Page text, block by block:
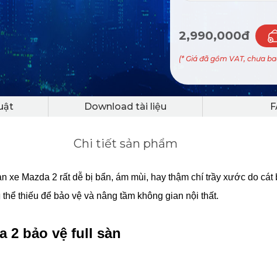
2,990,000đ
(* Giá đã gồm VAT, chưa
Download tài liệu
Chi tiết sản phẩm
xe Mazda 2 rất dễ bị bẩn, ám mùi, hay thậm chí trầy xước do
thiếu để bảo vệ và nâng tầm không gian nội thất.
2 bảo vệ full sàn